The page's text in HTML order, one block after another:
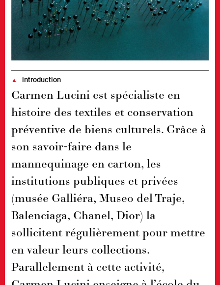
▲ introduction
Carmen Lucini est spécialiste en
histoire des textiles et conservation
préventive de biens culturels. Grâce à
son savoir-faire dans le
mannequinage en carton, les
institutions publiques et privées
(musée Galliéra, Museo del Traje,
Balenciaga, Chanel, Dior) la
sollicitent régulièrement pour mettre
en valeur leurs collections.
Parallelement à cette activité,